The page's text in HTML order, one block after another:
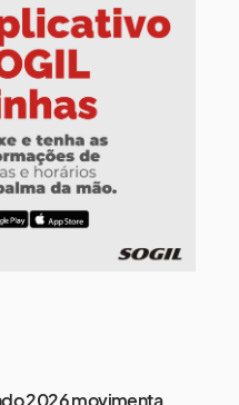
8°
15° 8°
2026 movimenta